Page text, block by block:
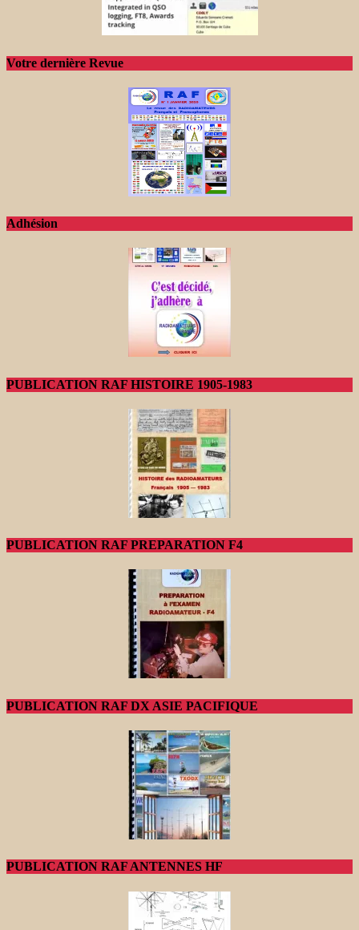
Votre dernière Revue
Adhésion
PUBLICATION RAF HISTOIRE 1905-1983
PUBLICATION RAF PREPARATION F4
PUBLICATION RAF DX ASIE PACIFIQUE
PUBLICATION RAF ANTENNES HF